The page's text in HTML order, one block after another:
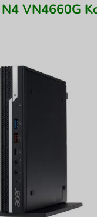
VN4660G